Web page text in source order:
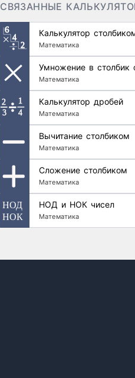
СВЯЗАННЫЕ
Калькулятор
Математика
Умножение в столбик
Математика
Калькулятор дробей
Математика
Вычитание столбиком
Математика
Сложение столбиком
Математика
НОД и НОК чисел
Математика